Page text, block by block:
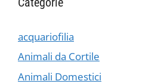
acquariofilia
Animali da Cortile
Animali Domestici